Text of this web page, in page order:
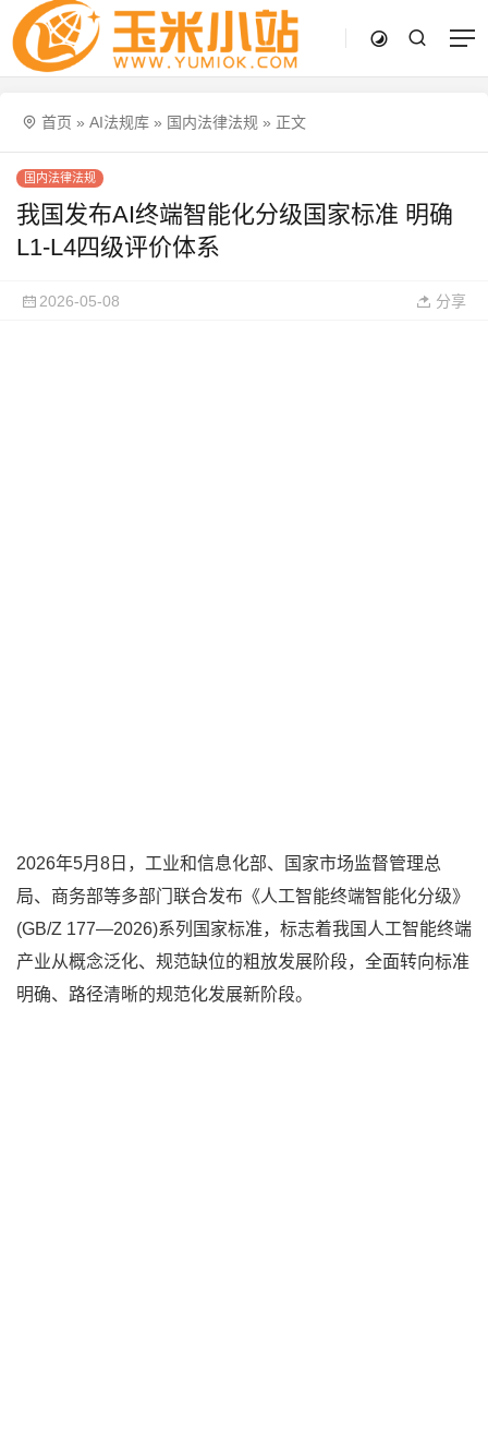
首页 » AI法规库 » 国内法律法规 » 正文
国内法律法规
我国发布AI终端智能化分级国家标准 明确
L1-L4四级评价体系
2026-05-08 分享
2026年5月8日，工业和信息化部、国家市场监督管理总
局、商务部等多部门联合发布《人工智能终端智能化分级》
(GB/Z 177—2026)系列国家标准，标志着我国人工智能终端
产业从概念泛化、规范缺位的粗放发展阶段，全面转向标准
明确、路径清晰的规范化发展新阶段。